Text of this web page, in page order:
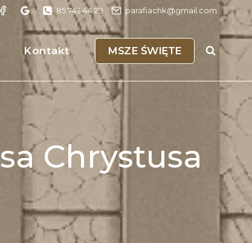
85 743 44 29 parafiachk@gmail.com
Kontakt MSZE ŚWIĘTE
Chrystusa